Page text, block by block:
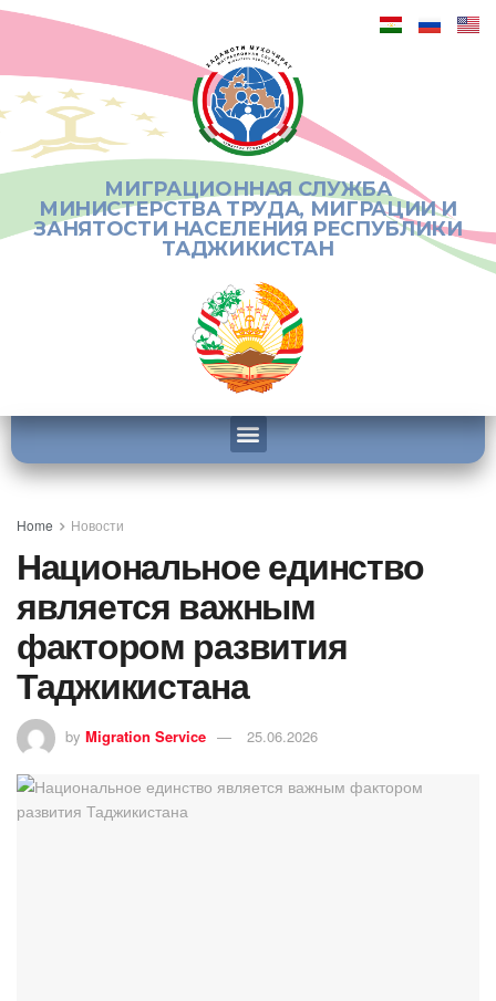
МИГРАЦИОННАЯ СЛУЖБА
МИНИСТЕРСТВА ТРУДА, МИГРАЦИИ И
ЗАНЯТОСТИ НАСЕЛЕНИЯ РЕСПУБЛИКИ
ТАДЖИКИСТАН
Home Новости
Национальное единство
является важным
фактором развития
Таджикистана
by Migration Service 25.06.2026